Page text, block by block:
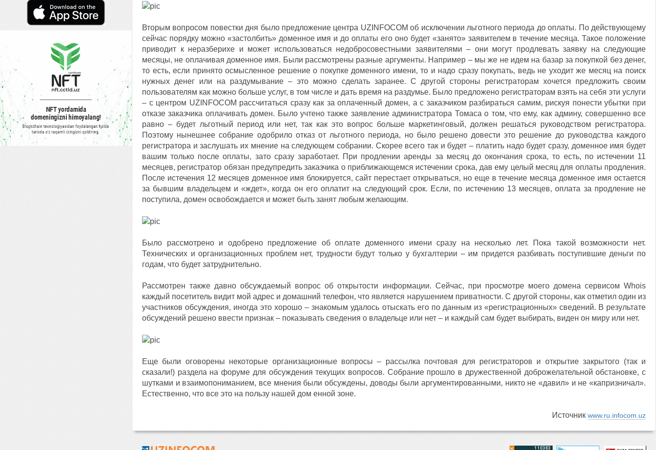
Вторым вопросом повестки дня было предложение центра UZINFOCOM об исключении льготного периода до оплаты. По действующему
сейчас порядку можно «застолбить» доменное имя и до оплаты его оно будет «занято» заявителем в течение месяца. Такое положение
приводит к неразберихе и может использоваться недобросовестными заявителями – они могут продлевать заявку на следующие
месяцы, не оплачивая доменное имя. Были рассмотрены разные аргументы. Например – мы же не идем на базар за покупкой без денег,
то есть, если принято осмысленное решение о покупке доменного имени, то и надо сразу покупать, ведь не уходит же месяц на поиск
нужных денег или на раздумывание – это можно сделать заранее. С другой стороны регистраторам хочется предложить своим
пользователям как можно больше услуг, в том числе и дать время на раздумье. Было предложено регистраторам взять на себя эти услуги
– с центром UZINFOCOM рассчитаться сразу как за оплаченный домен, а с заказчиком разбираться самим, рискуя понести убытки при
отказе заказчика оплачивать домен. Было учтено также заявление администратора Томаса о том, что ему, как админу, совершенно все
равно – будет льготный период или нет, так как это вопрос больше маркетинговый, должен решаться руководством регистратора.
Поэтому нынешнее собрание одобрило отказ от льготного периода, но было решено довести это решение до руководства каждого
регистратора и заслушать их мнение на следующем собрании. Скорее всего так и будет – платить надо будет сразу, доменное имя будет
вашим только после оплаты, зато сразу заработает. При продлении аренды за месяц до окончания срока, то есть, по истечении 11
месяцев, регистратор обязан предупредить заказчика о приближающемся истечении срока, дав ему целый месяц для оплаты продления.
После истечения 12 месяцев доменное имя блокируется, сайт перестает открываться, но еще в течение месяца доменное имя остается
за бывшим владельцем и «ждет», когда он его оплатит на следующий срок. Если, по истечению 13 месяцев, оплата за продление не
поступила, домен освобождается и может быть занят любым желающим.
Было рассмотрено и одобрено предложение об оплате доменного имени сразу на несколько лет. Пока такой возможности нет.
Технических и организационных проблем нет, трудности будут только у бухгалтерии – им придется разбивать поступившие деньги по
годам, что будет затруднительно.
Рассмотрен также давно обсуждаемый вопрос об открытости информации. Сейчас, при просмотре моего домена сервисом Whois
каждый посетитель видит мой адрес и домашний телефон, что является нарушением приватности. С другой стороны, как отметил один из
участников обсуждения, иногда это хорошо – знакомым удалось отыскать его по данным из «регистрационных» сведений. В результате
обсуждений решено ввести признак – показывать сведения о владельце или нет – и каждый сам будет выбирать, виден он миру или нет.
Еще были оговорены некоторые организационные вопросы – рассылка почтовая для регистраторов и открытие закрытого (так и
сказали!) раздела на форуме для обсуждения текущих вопросов. Собрание прошло в дружественной доброжелательной обстановке, с
шутками и взаимопониманием, все мнения были обсуждены, доводы были аргументированными, никто не «давил» и не «капризничал».
Естественно, что все это на пользу нашей дом енной зоне.
Источник www.ru.infocom.uz